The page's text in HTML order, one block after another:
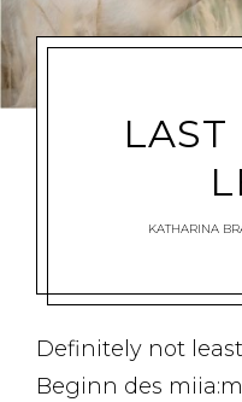
KATHARINA
Definitely not
Beginn des